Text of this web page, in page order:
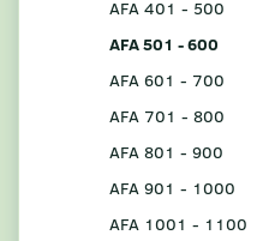
AFA 401 - 500
AFA 501 - 600
AFA 601 - 700
AFA 701 - 800
AFA 801 - 900
AFA 901 - 1000
AFA 1001 - 1100